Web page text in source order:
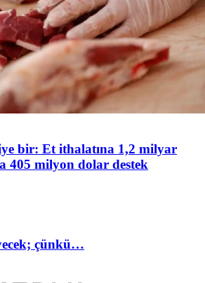
bir: Et ithalatına 1,2 milyar
405 milyon dolar destek
çünkü…